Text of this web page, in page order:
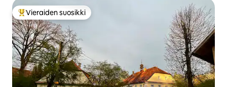
Vieraiden suosikkien parhaimmistoa
Vieraiden suosikki